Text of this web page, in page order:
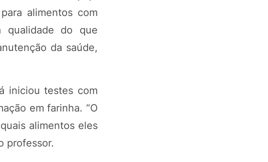
alimentos com
qualidade do que
da saúde,
iniciou testes com
em farinha. “O
alimentos eles
professor.